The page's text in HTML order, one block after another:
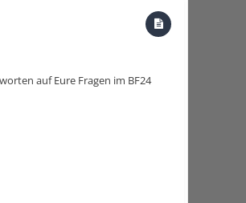
auf Eure Fragen im BF24